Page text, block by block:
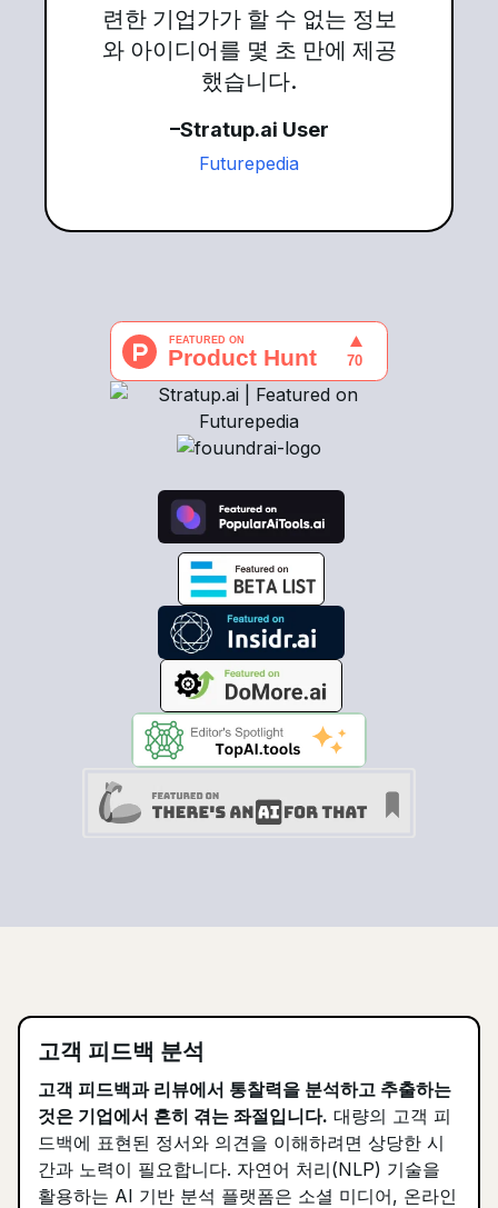
련한 기업가가 할 수 없는 정보
와 아이디어를 몇 초 만에 제공
했습니다.
–Stratup.ai User
Futurepedia
고객 피드백 분석
고객 피드백과 리뷰에서 통찰력을 분석하고 추출하는
것은 기업에서 흔히 겪는 좌절입니다. 대량의 고객 피
드백에 표현된 정서와 의견을 이해하려면 상당한 시
간과 노력이 필요합니다. 자연어 처리(NLP) 기술을
활용하는 AI 기반 분석 플랫폼은 소셜 미디어, 온라인